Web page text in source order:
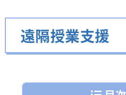
遠隔授業支援